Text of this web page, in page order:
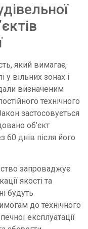
який вимагає,
у вільних зонах і
визначеним
технічного
застосовується
об’єкт
60 днів після його
запроваджує
якості та
будуть
до технічного
експлуатації